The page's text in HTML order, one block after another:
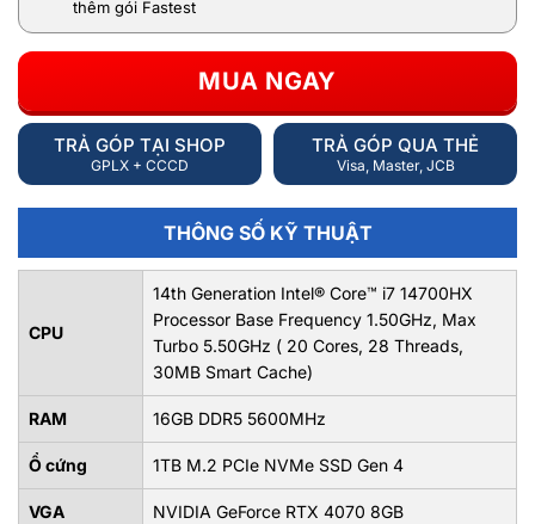
thêm gói Fastest
MUA NGAY
TRẢ GÓP TẠI SHOP
GPLX + CCCD
TRẢ GÓP QUA THẺ
Visa, Master, JCB
THÔNG SỐ KỸ THUẬT
CPU
14th Generation Intel® Core™ i7 14700HX
Processor Base Frequency 1.50GHz, Max
Turbo 5.50GHz ( 20 Cores, 28 Threads,
30MB Smart Cache)
RAM 16GB DDR5 5600MHz
Ổ cứng 1TB M.2 PCIe NVMe SSD Gen 4
VGA NVIDIA GeForce RTX 4070 8GB